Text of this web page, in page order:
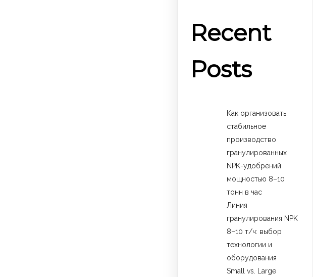
Recent
Posts
Как организовать
стабильное
производство
гранулированных
NPK-удобрений
мощностью 8–10
тонн в час
Линия
гранулирования NPK
8–10 т/ч: выбор
технологии и
оборудования
Small vs. Large